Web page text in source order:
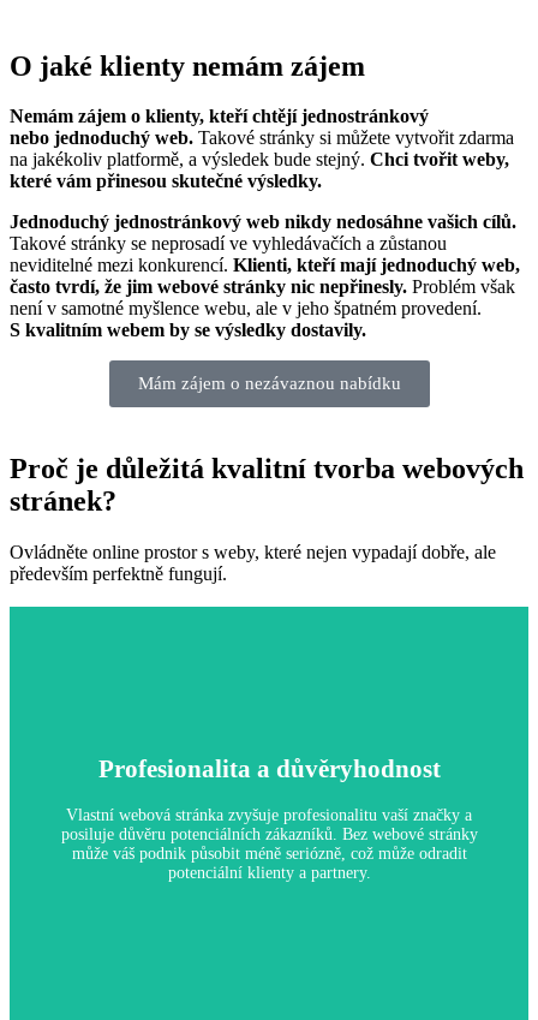
O jaké klienty nemám zájem
Nemám zájem o klienty, kteří chtějí jednostránkový
nebo jednoduchý web. Takové stránky si můžete vytvořit zdarma
na jakékoliv platformě, a výsledek bude stejný. Chci tvořit weby,
které vám přinesou skutečné výsledky.
Jednoduchý jednostránkový web nikdy nedosáhne vašich cílů.
Takové stránky se neprosadí ve vyhledávačích a zůstanou
neviditelné mezi konkurencí. Klienti, kteří mají jednoduchý web,
často tvrdí, že jim webové stránky nic nepřinesly. Problém však
není v samotné myšlence webu, ale v jeho špatném provedení.
S kvalitním webem by se výsledky dostavily.
Mám zájem o nezávaznou nabídku
Proč je důležitá kvalitní tvorba webových
stránek?
Ovládněte online prostor s weby, které nejen vypadají dobře, ale
především perfektně fungují.
Profesionalita a důvěryhodnost
Vlastní webová stránka zvyšuje profesionalitu vaší značky a
posiluje důvěru potenciálních zákazníků. Bez webové stránky
může váš podnik působit méně seriózně, což může odradit
potenciální klienty a partnery.